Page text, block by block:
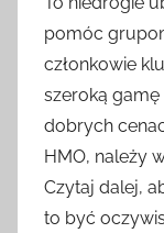
pomóc
członkowie
szeroką
dobrych
HMO, należy
Czytaj dalej,
to być